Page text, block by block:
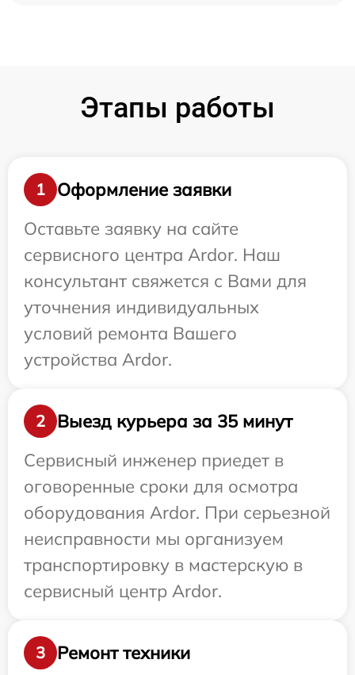
Этапы работы
1
Оформление заявки
Оставьте заявку на сайте
сервисного центра Ardor. Наш
консультант свяжется с Вами для
уточнения индивидуальных
условий ремонта Вашего
устройства Ardor.
2
Выезд курьера за 35 минут
Сервисный инженер приедет в
оговоренные сроки для осмотра
оборудования Ardor. При серьезной
неисправности мы организуем
транспортировку в мастерскую в
сервисный центр Ardor.
3 Ремонт техники